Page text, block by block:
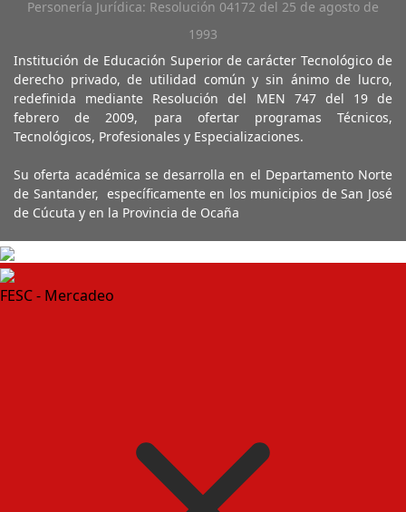
Personería Jurídica: Resolución 04172 del 25 de agosto de
1993
Institución de Educación Superior de carácter Tecnológico de
derecho privado, de utilidad común y sin ánimo de lucro,
redefinida mediante Resolución del MEN 747 del 19 de
febrero de 2009, para ofertar programas Técnicos,
Tecnológicos, Profesionales y Especializaciones.
Su oferta académica se desarrolla en el Departamento Norte
de Santander, específicamente en los municipios de San José
de Cúcuta y en la Provincia de Ocaña
FESC - Mercadeo